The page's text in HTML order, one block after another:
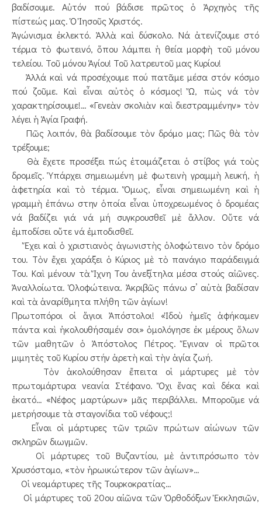
βαδίσουμε. Αὐτόν πού βάδισε πρῶτος ὁ Ἀρχηγὸς τῆς
πίστεώς μας. Ὁ Ἰησοῦς Χριστός.
Ἀγώνισμα ἐκλεκτό. Ἀλλὰ καὶ δύσκολο. Νά ἀτενίζουμε στό
τέρμα τὸ φωτεινό, ὅπου λάμπει ἡ θεία μορφὴ τοῦ μόνου
τελείου. Τοῦ μόνου Ἁγίου! Τοῦ λατρευτοῦ μας Κυρίου!
Ἀλλά καὶ νά προσέχουμε πού πατᾶμε μέσα στόν κόσμο
πού ζοῦμε. Καὶ εἶναι αὐτὸς ὁ κόσμος! Ὤ, πὼς νά τὸν
χαρακτηρίσουμε!… «Γενεὰν σκολιὰν καὶ διεστραμμένην» τὸν
λέγει ἡ Ἁγία Γραφή.
Πῶς λοιπόν, θὰ βαδίσουμε τὸν δρόμο μας; Πῶς θὰ τὸν
τρέξουμε;
Θὰ ἔχετε προσέξει πώς ἑτοιμάζεται ὁ στίβος γιά τοὺς
δρομεῖς. Ὑπάρχει σημειωμένη μὲ φωτεινὴ γραμμὴ λευκή, ἡ
ἀφετηρία καὶ τὸ τέρμα. Ὅμως, εἶναι σημειωμένη καὶ ἡ
γραμμὴ ἐπάνω στην ὁποία εἶναι ὑποχρεωμένος ὁ δρομέας
νά βαδίζει γιά νά μή συγκρουσθεῖ μὲ ἄλλον. Οὔτε νά
ἐμποδίσει οὔτε νά ἐμποδισθεῖ.
Ἔχει καὶ ὁ χριστιανὸς ἀγωνιστὴς ὁλοφώτεινο τὸν δρόμο
του. Τὸν ἔχει χαράξει ὁ Κύριος μὲ τὸ πανάγιο παράδειγμά
Του. Καὶ μένουν τὰ Ἴχνη Του ἀνεξίτηλα μέσα στούς αἰῶνες.
Ἀναλλοίωτα. Ὁλοφώτεινα. Ἀκριβῶς πάνω σ’ αὐτὰ βαδίσαν
καὶ τὰ ἀναρίθμητα πλήθη τῶν ἁγίων!
Πρωτοπόροι οἱ ἅγιοι Ἀπόστολοι! «Ἰδοὺ ἡμεῖς ἀφήκαμεν
πάντα καὶ ἠκολουθήσαμέν σοι» ὁμολόγησε ἐκ μέρους ὅλων
τῶν μαθητῶν ὁ Ἀπόστολος Πέτρος. Ἔγιναν οἱ πρῶτοι
μιμητὲς τοῦ Κυρίου στήν ἀρετὴ καὶ τὴν ἁγία ζωή.
Τὸν ἀκολούθησαν ἔπειτα οἱ μάρτυρες μὲ τὸν
πρωτομάρτυρα νεανία Στέφανο. Ὄχι ἕνας καὶ δέκα καὶ
ἑκατό… «Νέφος μαρτύρων» μᾶς περιβάλλει. Μποροῦμε νά
μετρήσουμε τὰ σταγονίδια τοῦ νέφους;!
Εἶναι οἱ μάρτυρες τῶν τριῶν πρώτων αἰώνων τῶν
σκληρῶν διωγμῶν.
Οἱ μάρτυρες τοῦ Βυζαντίου, μὲ ἀντιπρόσωπο τὸν
Χρυσόστομο, «τὸν ἠρωικώτερον τῶν ἁγίων»…
Οἱ νεομάρτυρες τῆς Τουρκοκρατίας…
Οἱ μάρτυρες τοῦ 20ου αἰῶνα τῶν Ὀρθοδόξων Ἐκκλησιῶν,